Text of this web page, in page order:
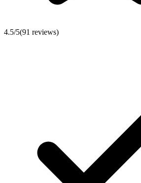
4.5/5(91 reviews)